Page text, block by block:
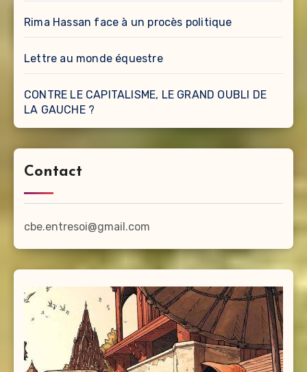
Rima Hassan face à un procès politique
Lettre au monde équestre
CONTRE LE CAPITALISME, LE GRAND OUBLI DE
LA GAUCHE ?
Contact
cbe.entresoi@gmail.com